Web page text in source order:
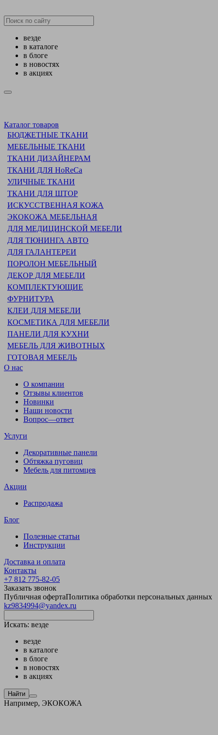
везде
в каталоге
в блоге
в новостях
в акциях
Каталог товаров
БЮДЖЕТНЫЕ ТКАНИ
МЕБЕЛЬНЫЕ ТКАНИ
ТКАНИ ДИЗАЙНЕРАМ
ТКАНИ ДЛЯ HoReCa
УЛИЧНЫЕ ТКАНИ
ТКАНИ ДЛЯ ШТОР
ИСКУССТВЕННАЯ КОЖА
ЭКОКОЖА МЕБЕЛЬНАЯ
ДЛЯ МЕДИЦИНСКОЙ МЕБЕЛИ
ДЛЯ ТЮНИНГА АВТО
ДЛЯ ГАЛАНТЕРЕИ
ПОРОЛОН МЕБЕЛЬНЫЙ
ДЕКОР ДЛЯ МЕБЕЛИ
КОМПЛЕКТУЮЩИЕ
ФУРНИТУРА
КЛЕИ ДЛЯ МЕБЕЛИ
КОСМЕТИКА ДЛЯ МЕБЕЛИ
ПАНЕЛИ ДЛЯ КУХНИ
МЕБЕЛЬ ДЛЯ ЖИВОТНЫХ
ГОТОВАЯ МЕБЕЛЬ
О нас
О компании
Отзывы клиентов
Новинки
Наши новости
Вопрос—ответ
Услуги
Декоративные панели
Обтяжка пуговиц
Мебель для питомцев
Акции
Распродажа
Блог
Полезные статьи
Инструкции
Доставка и оплата
Контакты
+7 812 775-82-05
Заказать звонок
Публичная офертаПолитика обработки персональных данных
kz9834994@yandex.ru
Искать: везде
везде
в каталоге
в блоге
в новостях
в акциях
Найти
Например, ЭКОКОЖА